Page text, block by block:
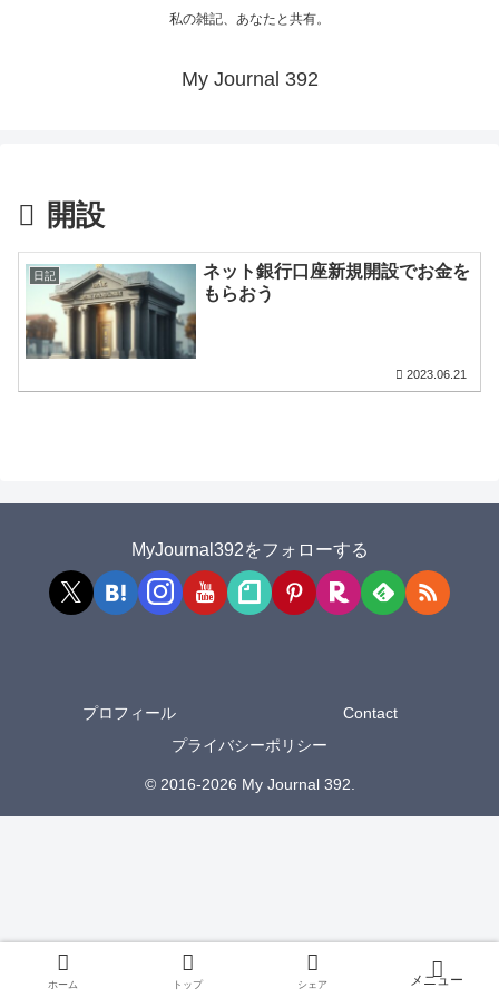
私の雑記、あなたと共有。
My Journal 392
開設
日記
ネット銀行口座新規開設でお金を
もらおう
2023.06.21
MyJournal392をフォローする
プロフィール
Contact
プライバシーポリシー
© 2016-2026 My Journal 392.
ホーム トップ シェア